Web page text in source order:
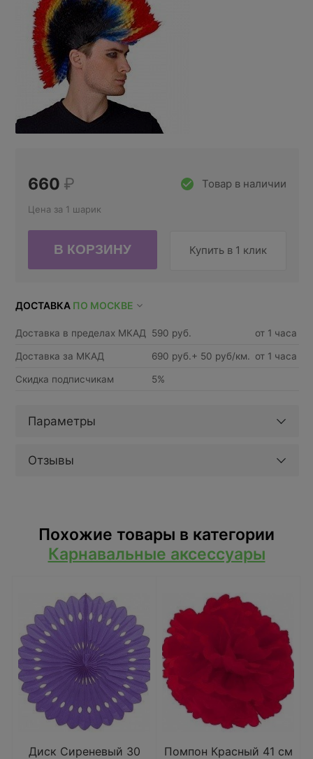
Товар в наличии
660 ₽
Цена за 1 шарик
Купить в 1 клик
ДОСТАВКА ПО МОСКВЕ
Доставка в пределах МКАД 590 руб. от 1 часа
Доставка за МКАД 690 руб.+ 50 руб/км. от 1 часа
Скидка подписчикам 5%
Параметры
Отзывы
Похожие товары в категории
Карнавальные аксессуары
Диск Сиреневый 30 Помпон Красный 41 см